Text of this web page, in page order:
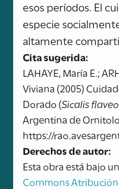
esos períodos. El
especie
altamente
Cita sugerida:
LAHAYE, María E.;
Viviana (2005)
Dorado (Sicalis
Argentina de
https://
Derechos de autor:
Esta obra está bajo
Commons